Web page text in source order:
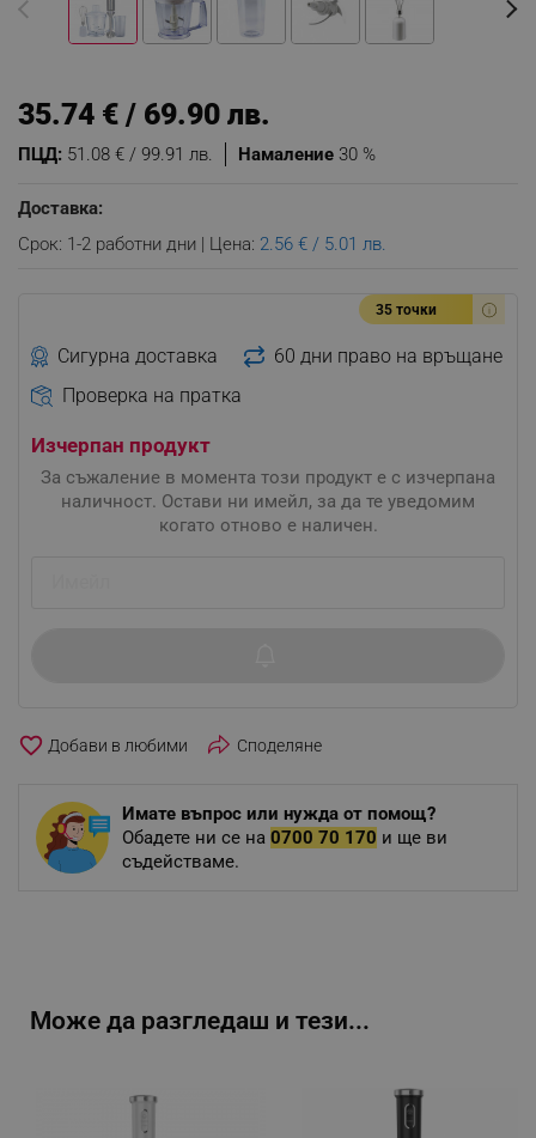
Намаление 30 %
ПЦД: 51.08 € / 99.91 лв.
35.74 € / 69.90 лв.
Доставка:
Срок: 1-2 работни дни | Цена: 2.56 € / 5.01 лв.
35 точки
Сигурна доставка
60 дни право на връщане
Проверка на пратка
Изчерпан продукт
За съжаление в момента този продукт е с изчерпана
наличност. Остави ни имейл, за да те уведомим
когато отново е наличен.
favorite_border Споделяне
Имате въпрос или нужда от помощ?
Обадете ни се на 0700 70 170 и ще ви
съдействаме.
Може да разгледаш и тези...